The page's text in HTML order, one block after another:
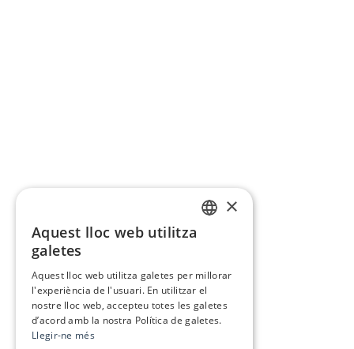
×
Aquest lloc web utilitza
galetes
Aquest lloc web utilitza galetes per millorar
l'experiència de l'usuari. En utilitzar el
nostre lloc web, accepteu totes les galetes
d’acord amb la nostra Política de galetes.
Llegir-ne més